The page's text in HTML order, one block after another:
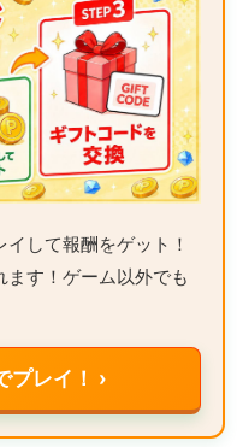
して報酬をゲット！
ます！ゲーム以外でも
プレイ！ ›